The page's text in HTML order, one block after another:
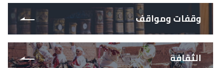
وقفات ومواقف
الثقافة